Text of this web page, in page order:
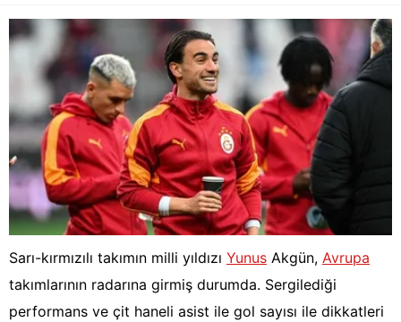
Sarı-kırmızılı takımın milli yıldızı Yunus Akgün, Avrupa
takımlarının radarına girmiş durumda. Sergilediği
performans ve çit haneli asist ile gol sayısı ile dikkatleri